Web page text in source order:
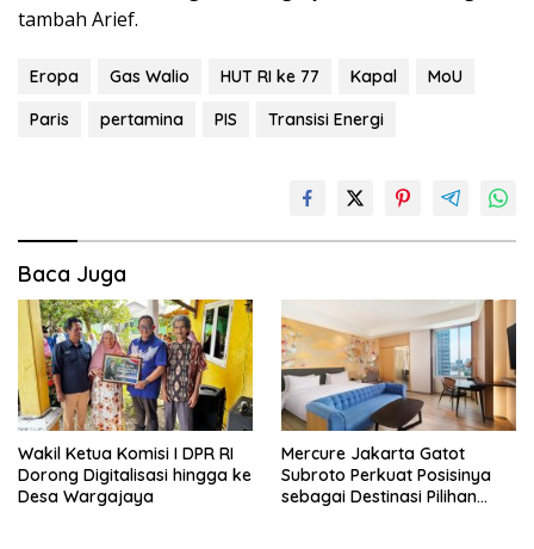
tambah Arief.
Eropa Gas Walio HUT RI ke 77 Kapal
MoU
Paris
pertamina PIS Transisi Energi
Baca Juga
Wakil Ketua Komisi I DPR RI
Dorong Digitalisasi hingga ke
Desa Wargajaya
Mercure Jakarta Gatot
Subroto Perkuat Posisinya
sebagai Destinasi Pilihan